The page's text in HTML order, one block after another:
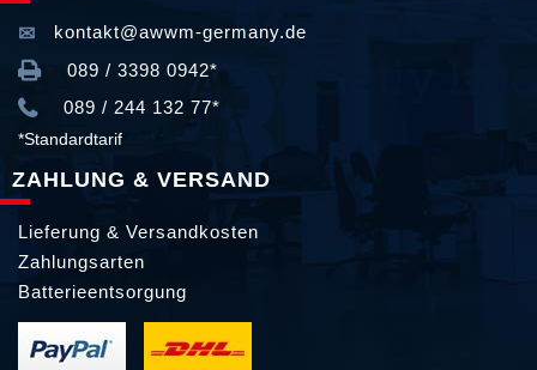
kontakt@awwm-germany.de
089 / 3398 0942*
089 / 244 132 77*
*Standardtarif
ZAHLUNG & VERSAND
Lieferung & Versandkosten
Zahlungsarten
Batterieentsorgung